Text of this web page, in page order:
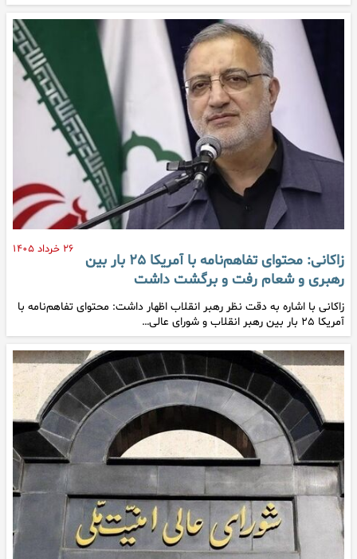
۲۶ خرداد ۱۴۰۵
زاکانی: محتوای تفاهم‌نامه با آمریکا ۲۵ بار بین
رهبری و شعام رفت و برگشت داشت
زاکانی با اشاره به دقت نظر رهبر انقلاب اظهار داشت: محتوای تفاهم‌نامه با
آمریکا ۲۵ بار بین رهبر انقلاب و شورای عالی…